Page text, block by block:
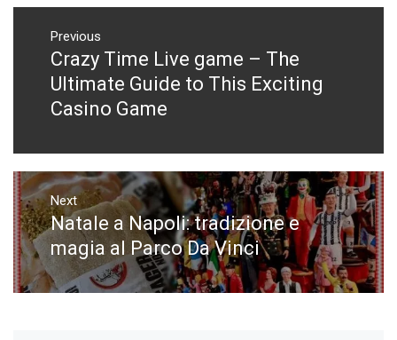
Navigazione
articoli
Previous
Previous
post:
Crazy Time Live game – The
Ultimate Guide to This Exciting
Casino Game
Next
Next
post:
Natale a Napoli: tradizione e
magia al Parco Da Vinci